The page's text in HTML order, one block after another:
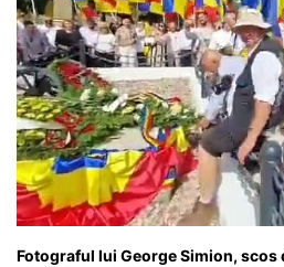
Fotograful lui George Simion,